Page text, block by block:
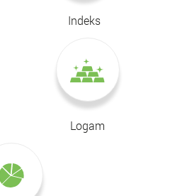
Indeks
Logam